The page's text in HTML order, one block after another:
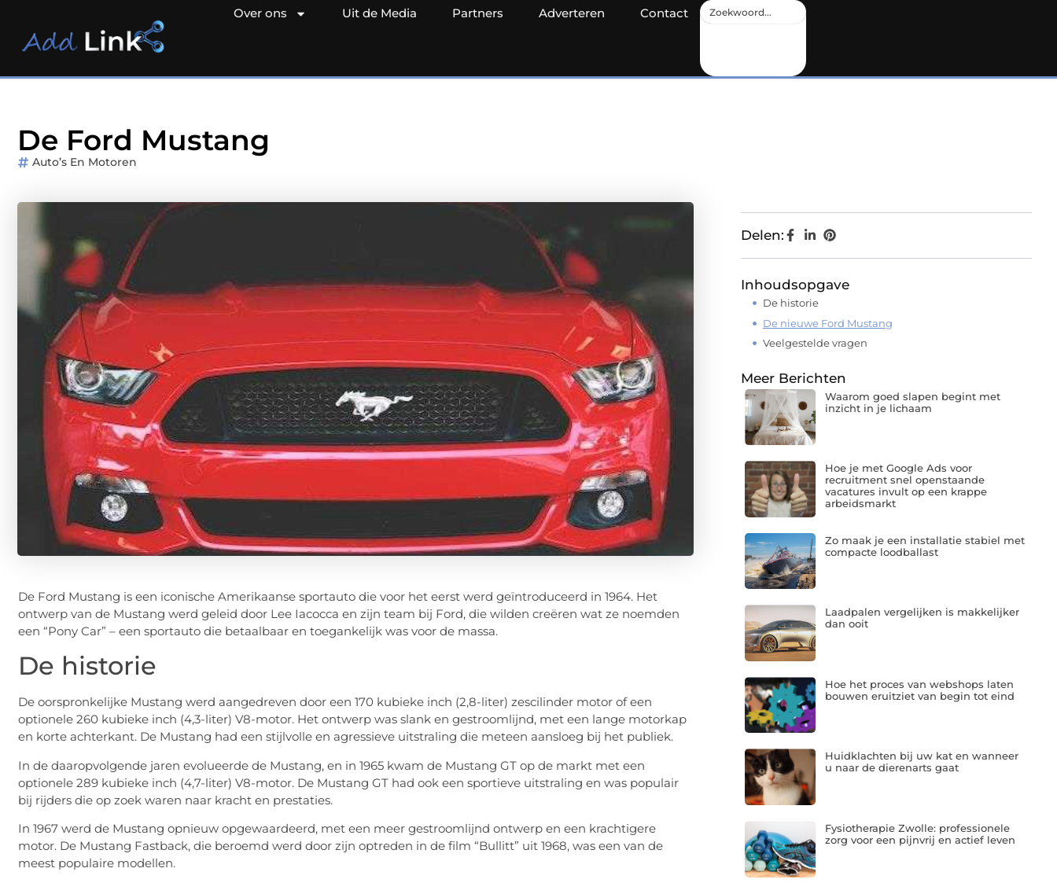
Over ons Uit de Media Partners Adverteren Contact
De Ford Mustang
Auto’s En Motoren
De Ford Mustang is een iconische Amerikaanse sportauto die voor het eerst werd geïntroduceerd in 1964. Het
ontwerp van de Mustang werd geleid door Lee Iacocca en zijn team bij Ford, die wilden creëren wat ze noemden
een “Pony Car” – een sportauto die betaalbaar en toegankelijk was voor de massa.
De historie
De oorspronkelijke Mustang werd aangedreven door een 170 kubieke inch (2,8-liter) zescilinder motor of een
optionele 260 kubieke inch (4,3-liter) V8-motor. Het ontwerp was slank en gestroomlijnd, met een lange motorkap
en korte achterkant. De Mustang had een stijlvolle en agressieve uitstraling die meteen aansloeg bij het publiek.
In de daaropvolgende jaren evolueerde de Mustang, en in 1965 kwam de Mustang GT op de markt met een
optionele 289 kubieke inch (4,7-liter) V8-motor. De Mustang GT had ook een sportieve uitstraling en was populair
bij rijders die op zoek waren naar kracht en prestaties.
In 1967 werd de Mustang opnieuw opgewaardeerd, met een meer gestroomlijnd ontwerp en een krachtigere
motor. De Mustang Fastback, die beroemd werd door zijn optreden in de film “Bullitt” uit 1968, was een van de
meest populaire modellen.
Delen:
Inhoudsopgave
De historie
De nieuwe Ford Mustang
Veelgestelde vragen
Meer Berichten
Waarom goed slapen begint met
inzicht in je lichaam
Hoe je met Google Ads voor
recruitment snel openstaande
vacatures invult op een krappe
arbeidsmarkt
Zo maak je een installatie stabiel met
compacte loodballast
Laadpalen vergelijken is makkelijker
dan ooit
Hoe het proces van webshops laten
bouwen eruitziet van begin tot eind
Huidklachten bij uw kat en wanneer
u naar de dierenarts gaat
Fysiotherapie Zwolle: professionele
zorg voor een pijnvrij en actief leven